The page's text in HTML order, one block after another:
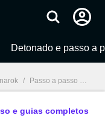
Detonado e passo a
/ Passo a passo God of War Ragnarok: Detonado, história, dicas e guias
e guias completos